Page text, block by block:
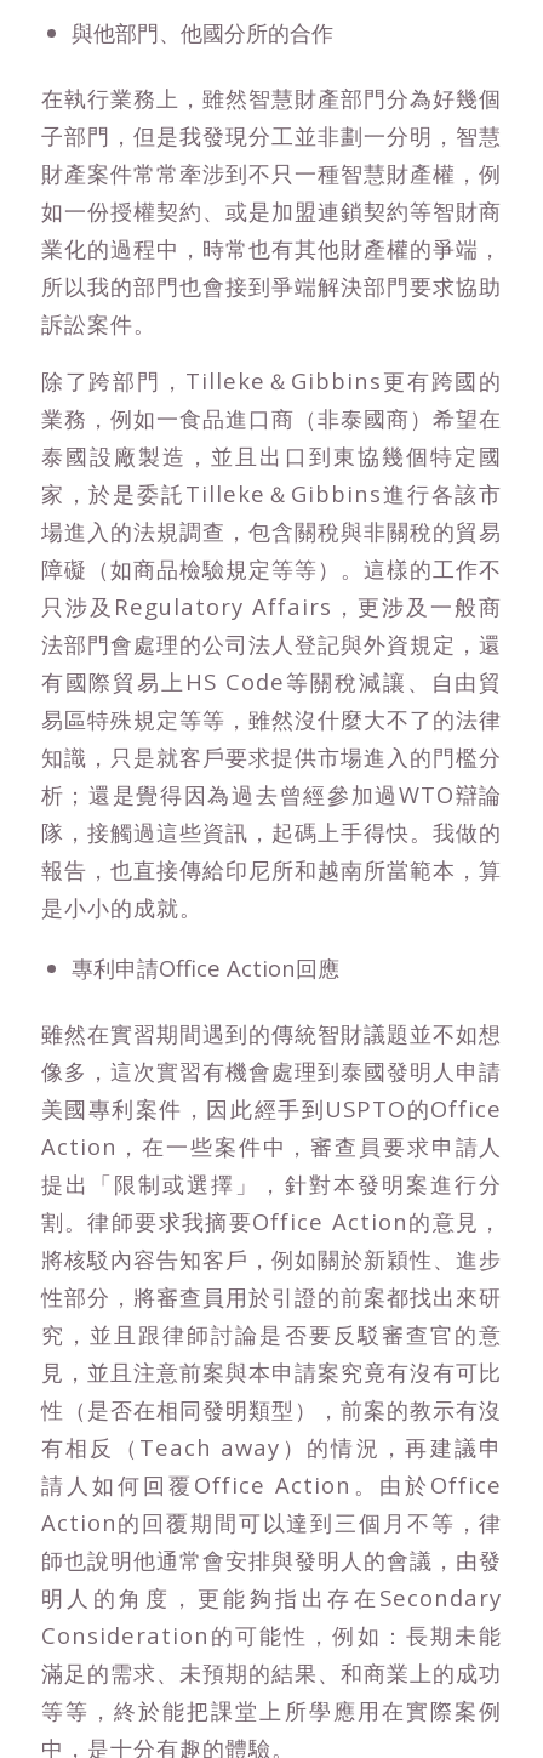
與他部門、他國分所的合作
在執行業務上，雖然智慧財產部門分為好幾個
子部門，但是我發現分工並非劃一分明，智慧
財產案件常常牽涉到不只一種智慧財產權，例
如一份授權契約、或是加盟連鎖契約等智財商
業化的過程中，時常也有其他財產權的爭端，
所以我的部門也會接到爭端解決部門要求協助
訴訟案件。
除了跨部門，Tilleke＆Gibbins更有跨國的
業務，例如一食品進口商（非泰國商）希望在
泰國設廠製造，並且出口到東協幾個特定國
家，於是委託Tilleke＆Gibbins進行各該市
場進入的法規調查，包含關稅與非關稅的貿易
障礙（如商品檢驗規定等等）。這樣的工作不
只涉及Regulatory Affairs，更涉及一般商
法部門會處理的公司法人登記與外資規定，還
有國際貿易上HS Code等關稅減讓、自由貿
易區特殊規定等等，雖然沒什麼大不了的法律
知識，只是就客戶要求提供市場進入的門檻分
析；還是覺得因為過去曾經參加過WTO辯論
隊，接觸過這些資訊，起碼上手得快。我做的
報告，也直接傳給印尼所和越南所當範本，算
是小小的成就。
專利申請Office Action回應
雖然在實習期間遇到的傳統智財議題並不如想
像多，這次實習有機會處理到泰國發明人申請
美國專利案件，因此經手到USPTO的Office
Action，在一些案件中，審查員要求申請人
提出「限制或選擇」，針對本發明案進行分
割。律師要求我摘要Office Action的意見，
將核駁內容告知客戶，例如關於新穎性、進步
性部分，將審查員用於引證的前案都找出來研
究，並且跟律師討論是否要反駁審查官的意
見，並且注意前案與本申請案究竟有沒有可比
性（是否在相同發明類型），前案的教示有沒
有相反（Teach away）的情況，再建議申
請人如何回覆Office Action。由於Office
Action的回覆期間可以達到三個月不等，律
師也說明他通常會安排與發明人的會議，由發
明人的角度，更能夠指出存在Secondary
Consideration的可能性，例如：長期未能
滿足的需求、未預期的結果、和商業上的成功
等等，終於能把課堂上所學應用在實際案例
中，是十分有趣的體驗。